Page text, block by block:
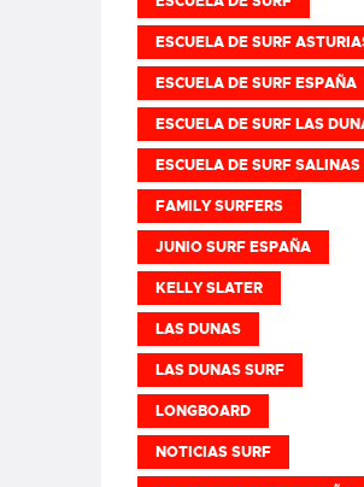
ESCUELA DE SURF
ESCUELA DE SURF ESPAÑA
ESCUELA DE SURF LAS
ESCUELA DE SURF SALINAS
FAMILY SURFERS
JUNIO SURF ESPAÑA
KELLY SLATER
LAS DUNAS
LAS DUNAS SURF
LONGBOARD
NOTICIAS SURF